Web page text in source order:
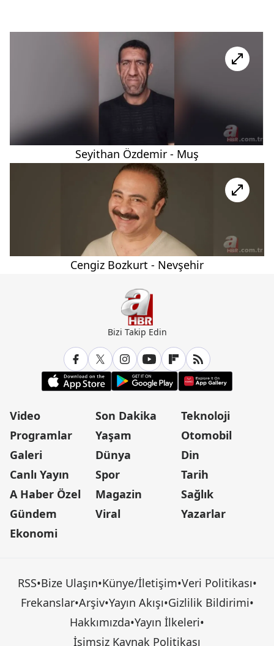
Seyithan Özdemir - Muş
Cengiz Bozkurt - Nevşehir
Bizi Takip Edin
Video
Programlar
Galeri
Canlı Yayın
A Haber Özel
Gündem
Ekonomi
Son Dakika
Yaşam
Dünya
Spor
Magazin
Viral
Teknoloji
Otomobil
Din
Tarih
Sağlık
Yazarlar
RSS•Bize Ulaşın•Künye/İletişim•Veri Politikası•
Frekanslar•Arşiv•Yayın Akışı•Gizlilik Bildirimi•
Hakkımızda•Yayın İlkeleri•
İsimsiz Kaynak Politikası